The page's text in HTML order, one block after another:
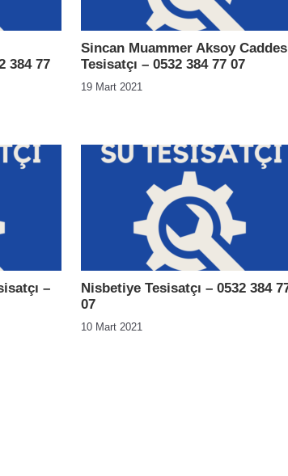
384 77
Sincan Muammer Aksoy
Tesisatçı – 0532 384 77 07
19 Mart 2021
–
Nisbetiye Tesisatçı – 0532 384
07
10 Mart 2021